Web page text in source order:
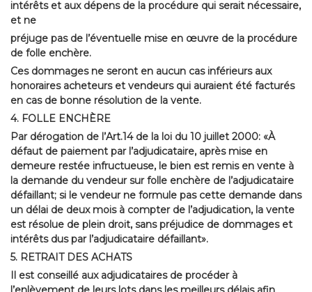
intérêts et aux dépens de la procédure qui serait nécessaire,
et ne
préjuge pas de l’éventuelle mise en œuvre de la procédure
de folle enchère.
Ces dommages ne seront en aucun cas inférieurs aux
honoraires acheteurs et vendeurs qui auraient été facturés
en cas de bonne résolution de la vente.
4. FOLLE ENCHÈRE
Par dérogation de l’Art.14 de la loi du 10 juillet 2000: «À
défaut de paiement par l’adjudicataire, après mise en
demeure restée infructueuse, le bien est remis en vente à
la demande du vendeur sur folle enchère de l’adjudicataire
défaillant; si le vendeur ne formule pas cette demande dans
un délai de deux mois à compter de l’adjudication, la vente
est résolue de plein droit, sans préjudice de dommages et
intérêts dus par l’adjudicataire défaillant».
5. RETRAIT DES ACHATS
Il est conseillé aux adjudicataires de procéder à